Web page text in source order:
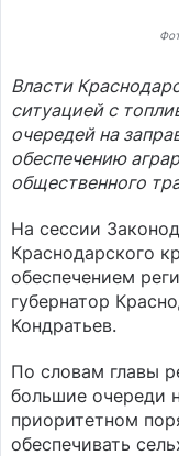
Власти
ситуацией с
очередей на
обеспечению
общественного
На сессии
Краснодарского
обеспечением
губернатор
Кондратьев.
По словам главы
большие очереди
приоритетном
обеспечивать